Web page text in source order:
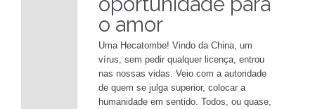
o amor
Uma Hecatombe! Vindo da China, um
vírus, sem pedir qualquer licença, entrou
nas nossas vidas. Veio com a autoridade
de quem se julga superior, colocar a
humanidade em sentido. Todos, ou quase,